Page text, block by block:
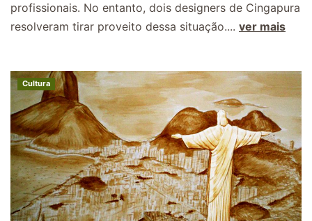
profissionais. No entanto, dois designers de Cingapura
resolveram tirar proveito dessa situação.... ver mais
Cultura